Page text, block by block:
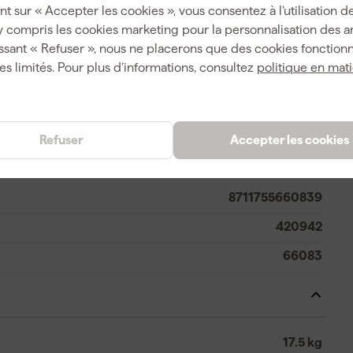
sur « Accepter les cookies », vous consentez à l’utilisation
compris les cookies marketing pour la personnalisation des
« Refuser », nous ne placerons que des cookies
limités. Pour plus d’informations, consultez politique en
Accepter les cookies
Refuser
Noir haute
8711755660839
420942
66083
17.5 kg